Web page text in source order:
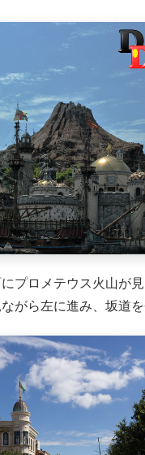
プロメテウス火山が
がら左に進み、坂道を